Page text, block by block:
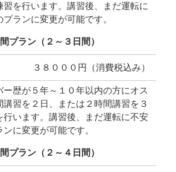
習を行います。講習後、まだ運転に
ランに変更が可能です。
プラン（２～３日間）
３８０００円（消費税込み）
ー歴が５年～１０年以内の方にオス
講習を２日、または２時間講習を３
行います。講習後、まだ運転に不安
に変更が可能です。
プラン（２～４日間）